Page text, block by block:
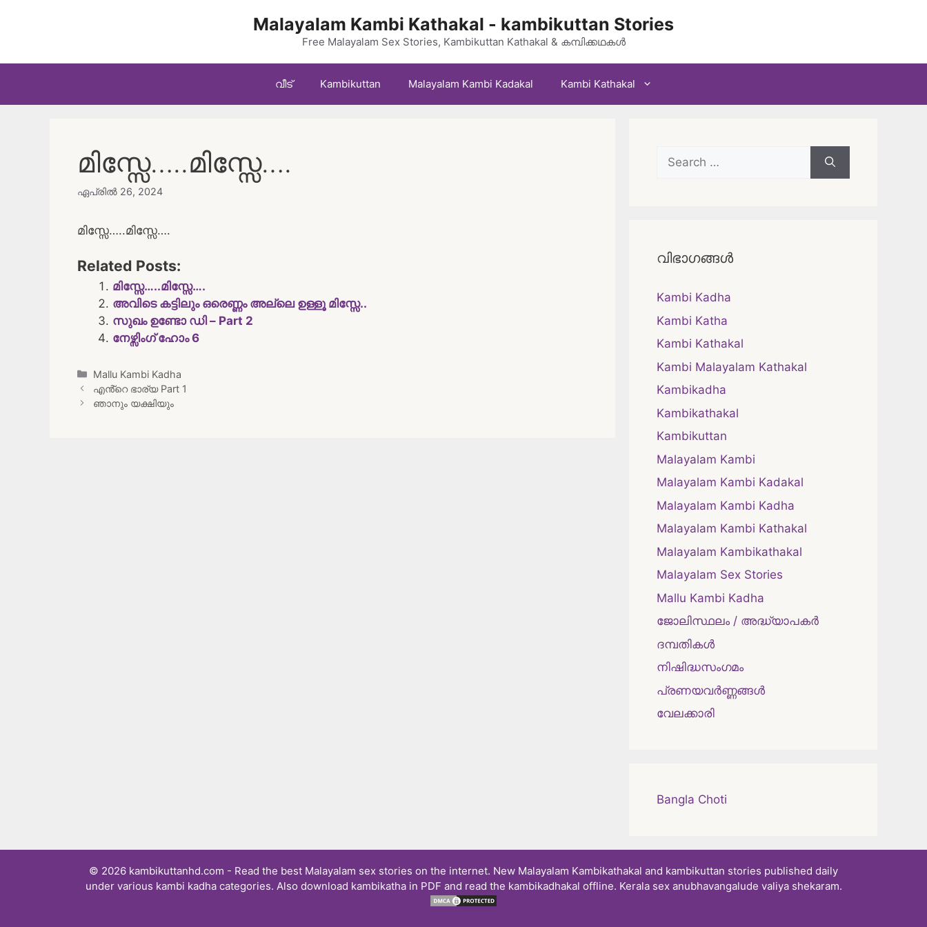
Malayalam Kambi Kathakal - kambikuttan Stories
Free Malayalam Sex Stories, Kambikuttan Kathakal & കമ്പിക്കഥകൾ
വീട് Kambikuttan Malayalam Kambi Kadakal Kambi Kathakal
മിസ്സേ…..മിസ്സേ….
ഏപ്രിൽ 26, 2024
മിസ്സേ…..മിസ്സേ….
Related Posts:
മിസ്സേ…..മിസ്സേ….
അവിടെ കട്ടിലും ഒരെണ്ണം അല്ലെ ഉള്ളൂ മിസ്സേ..
സുഖം ഉണ്ടോ ഡി – Part 2
നേഴ്സിംഗ് ഹോം 6
Categories
Mallu Kambi Kadha
Post
navigation
എൻ്റെ ഭാര്യ Part 1
ഞാനും യക്ഷിയും
Search
for:
വിഭാഗങ്ങൾ
Kambi Kadha
Kambi Katha
Kambi Kathakal
Kambi Malayalam Kathakal
Kambikadha
Kambikathakal
Kambikuttan
Malayalam Kambi
Malayalam Kambi Kadakal
Malayalam Kambi Kadha
Malayalam Kambi Kathakal
Malayalam Kambikathakal
Malayalam Sex Stories
Mallu Kambi Kadha
ജോലിസ്ഥലം / അദ്ധ്യാപകർ
ദമ്പതികള്‍
നിഷിദ്ധസംഗമം
പ്രണയവർണ്ണങ്ങൾ
വേലക്കാരി
Bangla Choti
© 2026 kambikuttanhd.com - Read the best Malayalam sex stories on the internet. New Malayalam Kambikathakal and kambikuttan stories published daily
under various kambi kadha categories. Also download kambikatha in PDF and read the kambikadhakal offline. Kerala sex anubhavangalude valiya shekaram.